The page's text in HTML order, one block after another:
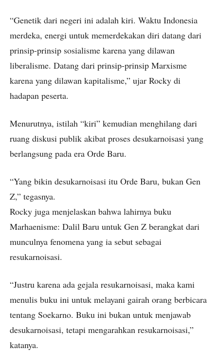
“Genetik dari negeri ini adalah kiri. Waktu Indonesia
merdeka, energi untuk memerdekakan diri datang dari
prinsip-prinsip sosialisme karena yang dilawan
liberalisme. Datang dari prinsip-prinsip Marxisme
karena yang dilawan kapitalisme,” ujar Rocky di
hadapan peserta.
Menurutnya, istilah “kiri” kemudian menghilang dari
ruang diskusi publik akibat proses desukarnoisasi yang
berlangsung pada era Orde Baru.
“Yang bikin desukarnoisasi itu Orde Baru, bukan Gen
Z,” tegasnya.
Rocky juga menjelaskan bahwa lahirnya buku
Marhaenisme: Dalil Baru untuk Gen Z berangkat dari
munculnya fenomena yang ia sebut sebagai
resukarnoisasi.
“Justru karena ada gejala resukarnoisasi, maka kami
menulis buku ini untuk melayani gairah orang berbicara
tentang Soekarno. Buku ini bukan untuk menjawab
desukarnoisasi, tetapi mengarahkan resukarnoisasi,”
katanya.